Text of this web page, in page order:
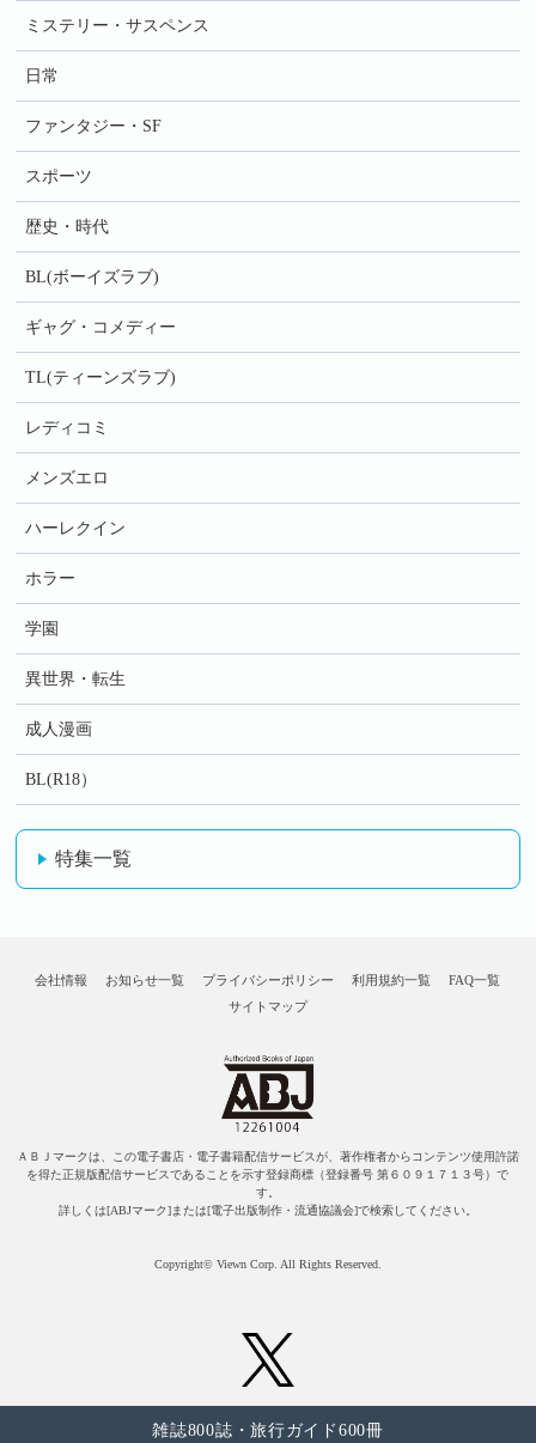
ミステリー・サスペンス
日常
ファンタジー・SF
スポーツ
歴史・時代
BL(ボーイズラブ)
ギャグ・コメディー
TL(ティーンズラブ)
レディコミ
メンズエロ
ハーレクイン
ホラー
学園
異世界・転生
成人漫画
BL(R18）
特集一覧
会社情報 お知らせ一覧 プライバシーポリシー 利用規約一覧
FAQ一覧
サイトマップ
ＡＢＪマークは、この電子書店・電子書籍配信サービスが、著作権者からコンテンツ使用許諾
を得た正規版配信サービスであることを示す登録商標（登録番号 第６０９１７１３号）で
す。
詳しくは[ABJマーク]または[電子出版制作・流通協議会]で検索してください。
Copyright© Viewn Corp. All Rights Reserved.
雑誌800誌・旅行ガイド600冊